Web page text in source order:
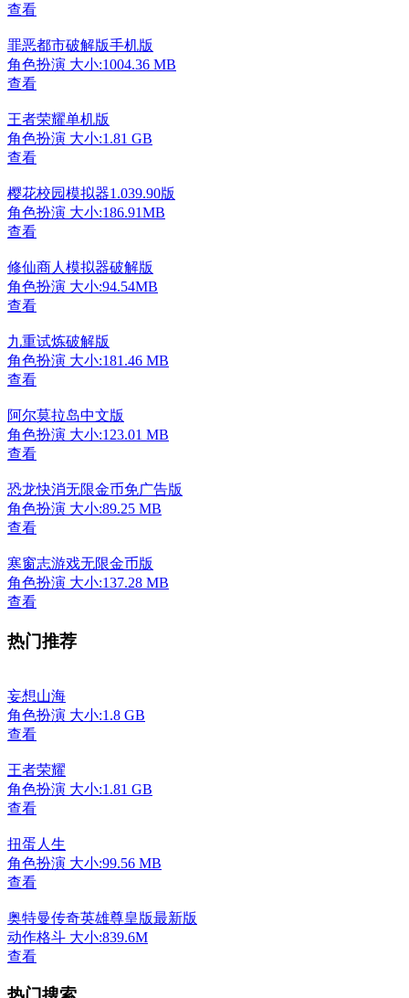
查看
罪恶都市破解版手机版
角色扮演 大小:1004.36 MB
查看
王者荣耀单机版
角色扮演 大小:1.81 GB
查看
樱花校园模拟器1.039.90版
角色扮演 大小:186.91MB
查看
修仙商人模拟器破解版
角色扮演 大小:94.54MB
查看
九重试炼破解版
角色扮演 大小:181.46 MB
查看
阿尔莫拉岛中文版
角色扮演 大小:123.01 MB
查看
恐龙快消无限金币免广告版
角色扮演 大小:89.25 MB
查看
寒窗志游戏无限金币版
角色扮演 大小:137.28 MB
查看
热门推荐
妄想山海
角色扮演 大小:1.8 GB
查看
王者荣耀
角色扮演 大小:1.81 GB
查看
扭蛋人生
角色扮演 大小:99.56 MB
查看
奥特曼传奇英雄尊皇版最新版
动作格斗 大小:839.6M
查看